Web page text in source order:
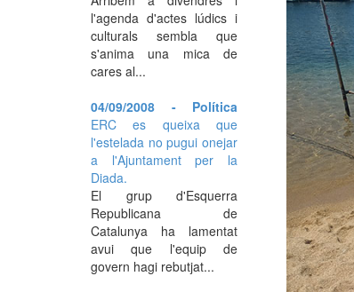
l'agenda d'actes lúdics i
culturals sembla que
s'anima una mica de
cares al...
04/09/2008 - Política
ERC es queixa que
l'estelada no pugui onejar
a l'Ajuntament per la
Diada.
El grup d'Esquerra
Republicana de
Catalunya ha lamentat
avui que l'equip de
govern hagi rebutjat...